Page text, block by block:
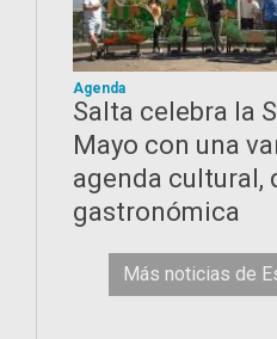
Agenda
Salta celebra la
Mayo con una
agenda cultural,
gastronómica
Más noticias de